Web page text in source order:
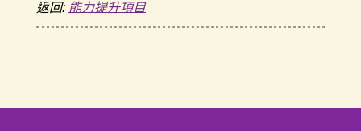
返回: 能力提升項目